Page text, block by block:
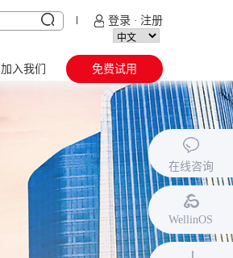
登录· 注册
加入我们 免费试用
联合实验室
在线咨询
WellinOS